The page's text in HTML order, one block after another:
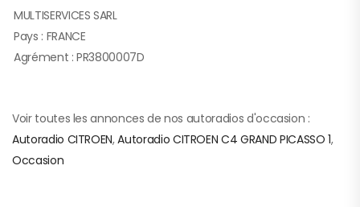
MULTISERVICES SARL
Pays : FRANCE
Agrément : PR3800007D
Voir toutes les annonces de nos autoradios d'occasion :
Autoradio CITROEN,Autoradio CITROEN C4 GRAND PICASSO 1,
Occasion